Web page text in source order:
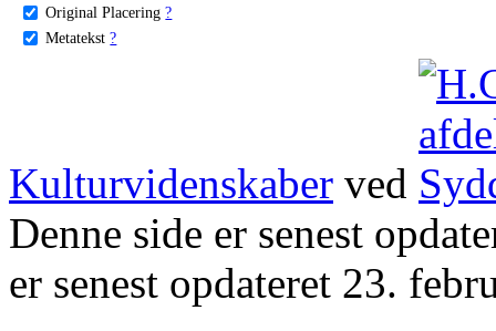
Original Placering ?
Metatekst ?
Kulturvidenskaber ved
Denne side er senest
er senest opdateret 23.